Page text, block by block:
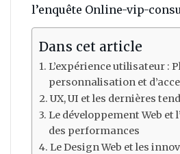
l’enquête Online-vip-
Dans cet article
L’expérience utilisateur :
personnalisation et
UX, UI et les dernières
Le développement Web
des performances
Le Design Web et les